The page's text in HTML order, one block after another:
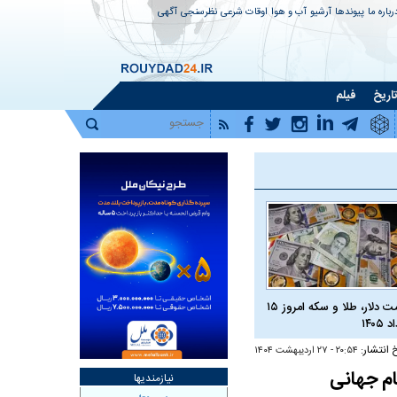
ما پیوندها آرشیو آب و هوا اوقات شرعی نظرسنجی آگهی
تاریخ فیلم
قیمت دلار، طلا و سکه امروز ۱۵
انتشار: ۲۰:۵۴ - ۲۷ ارديبهشت ۱۴۰۴
نیازمندیها